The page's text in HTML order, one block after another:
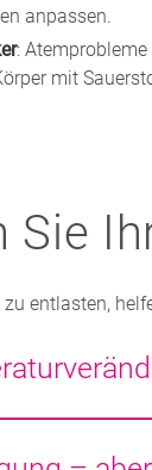
anpassen.
:
mit
Sie
entlasten,
zu warmen
können